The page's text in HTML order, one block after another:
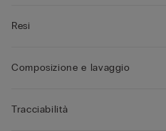
Resi
Composizione e lavaggio
Tracciabilità